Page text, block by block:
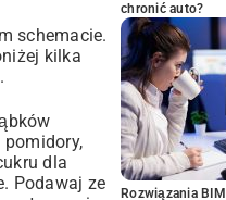
schemacie.
kilka
dla
Podawaj ze
chronić auto?
Rozwiązania